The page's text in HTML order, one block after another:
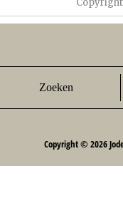
Zoeken
Copyright © 2026